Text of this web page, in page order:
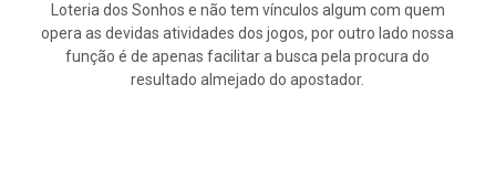
Loteria dos Sonhos e não tem vínculos algum com quem
opera as devidas atividades dos jogos, por outro lado nossa
função é de apenas facilitar a busca pela procura do
resultado almejado do apostador.